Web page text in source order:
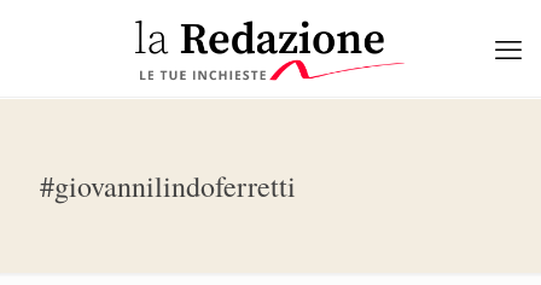
#giovannilindoferretti